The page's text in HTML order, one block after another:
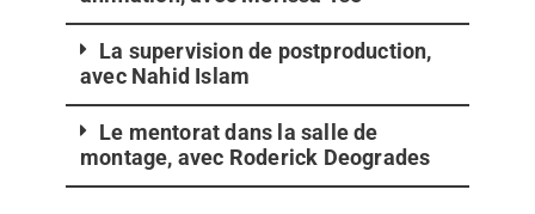
La supervision de postproduction,
avec Nahid Islam
Le mentorat dans la salle de
montage, avec Roderick Deogrades